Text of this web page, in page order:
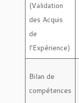
(Validation
des Acquis
de
l’Expérience)
Bilan de
compétences